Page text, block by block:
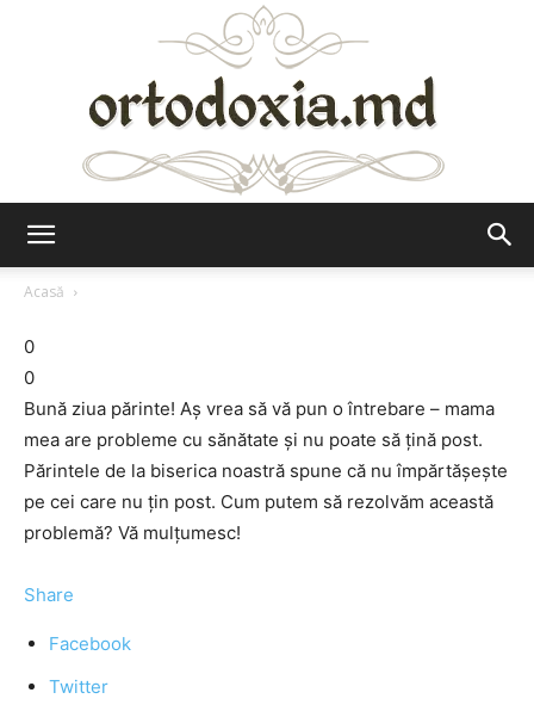
Acasă
0
0
Bună ziua părinte! Aş vrea să vă pun o întrebare – mama
mea are probleme cu sănătate şi nu poate să ţină post.
Părintele de la biserica noastră spune că nu împărtăşeşte
pe cei care nu ţin post. Cum putem să rezolvăm această
problemă? Vă mulţumesc!
Share
Facebook
Twitter